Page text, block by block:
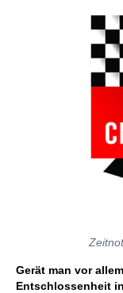
Gerät man vor
Entschlossenheit